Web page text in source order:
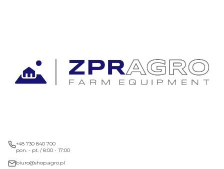
+48 730 840 700
pon. - pt. / 8:00 - 17:00
biuro@shop.agro.pl